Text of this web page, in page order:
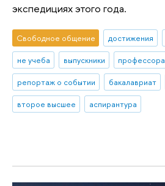
экспедициях этого года.
Свободное общение достижения
не учеба
выпускники профессора
репортаж о событии
бакалавриат
второе высшее
аспирантура